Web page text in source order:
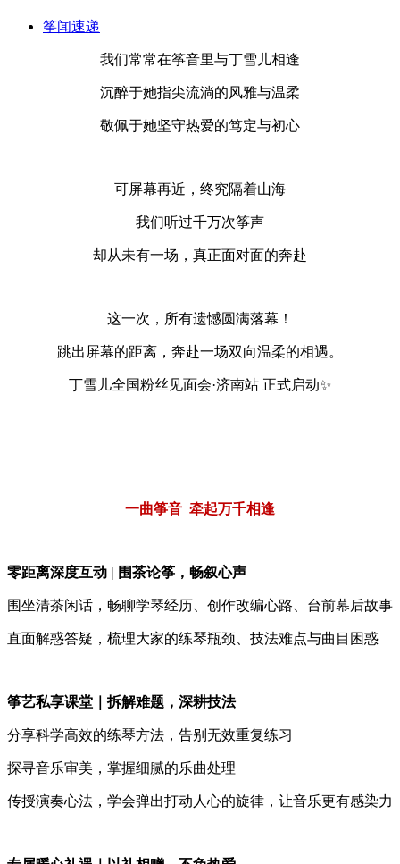
筝闻速递
我们常常在筝音里与丁雪儿相逢
沉醉于她指尖流淌的风雅与温柔
敬佩于她坚守热爱的笃定与初心
可屏幕再近，终究隔着山海
我们听过千万次筝声
却从未有一场，真正面对面的奔赴
这一次，所有遗憾圆满落幕！
跳出屏幕的距离，奔赴一场双向温柔的相遇。
丁雪儿全国粉丝见面会·济南站 正式启动✨
一曲筝音 牵起万千相逢
零距离深度互动 | 围茶论筝，畅叙心声
围坐清茶闲话，畅聊学琴经历、创作改编心路、台前幕后故事
直面解惑答疑，梳理大家的练琴瓶颈、技法难点与曲目困惑
筝艺私享课堂｜拆解难题，深耕技法
分享科学高效的练琴方法，告别无效重复练习
探寻音乐审美，掌握细腻的乐曲处理
传授演奏心法，学会弹出打动人心的旋律，让音乐更有感染力